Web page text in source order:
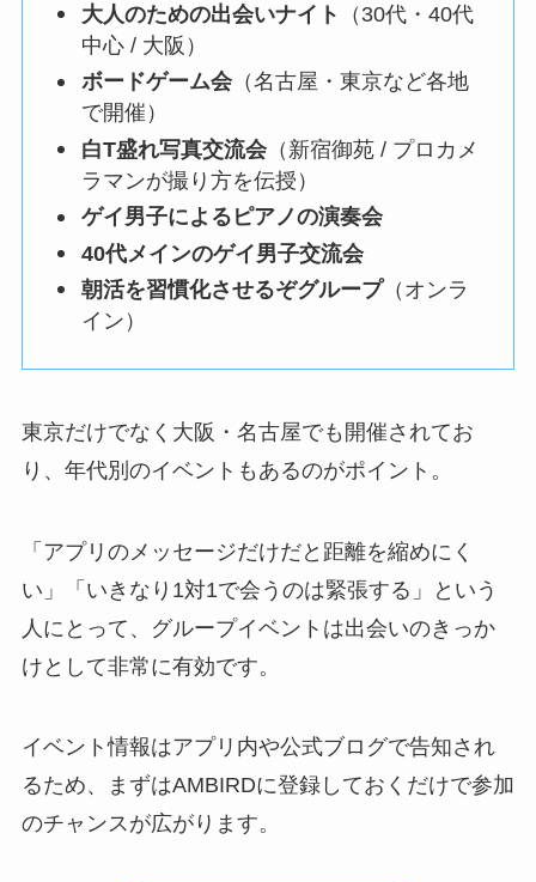
大人のための出会いナイト
（30代・40代
中心 / 大阪）
ボードゲーム会（名古屋・東京など各地
で開催）
白T盛れ写真交流会（新宿御苑 / プロカメ
ラマンが撮り方を伝授）
ゲイ男子によるピアノの演奏会
40代メインのゲイ男子交流会
朝活を習慣化させるぞグループ（オンラ
イン）
東京だけでなく大阪・名古屋でも開催されてお
り、年代別のイベントもあるのがポイント。
「アプリのメッセージだけだと距離を縮めにく
い」「いきなり1対1で会うのは緊張する」という
人にとって、グループイベントは出会いのきっか
けとして非常に有効です。
イベント情報はアプリ内や公式ブログで告知され
るため、まずはAMBIRDに登録しておくだけで参加
のチャンスが広がります。